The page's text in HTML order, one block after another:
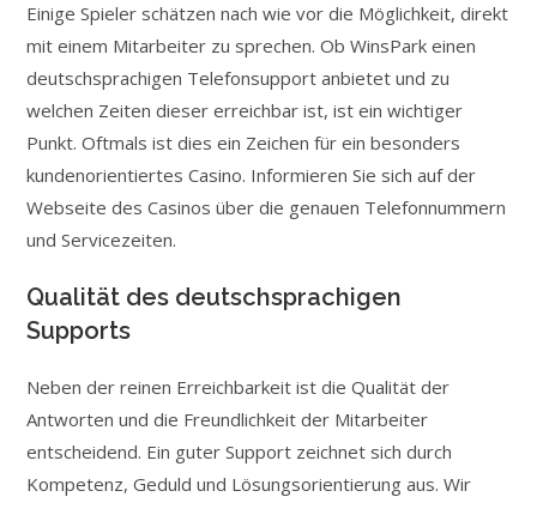
Einige Spieler schätzen nach wie vor die Möglichkeit, direkt
mit einem Mitarbeiter zu sprechen. Ob WinsPark einen
deutschsprachigen Telefonsupport anbietet und zu
welchen Zeiten dieser erreichbar ist, ist ein wichtiger
Punkt. Oftmals ist dies ein Zeichen für ein besonders
kundenorientiertes Casino. Informieren Sie sich auf der
Webseite des Casinos über die genauen Telefonnummern
und Servicezeiten.
Qualität des deutschsprachigen
Supports
Neben der reinen Erreichbarkeit ist die Qualität der
Antworten und die Freundlichkeit der Mitarbeiter
entscheidend. Ein guter Support zeichnet sich durch
Kompetenz, Geduld und Lösungs­orientierung aus. Wir